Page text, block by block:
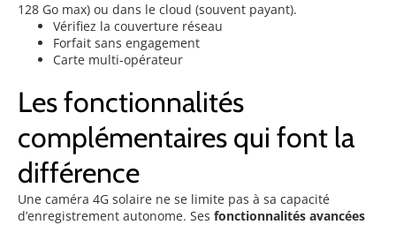
128 Go max) ou dans le cloud (souvent payant).
Vérifiez la couverture réseau
Forfait sans engagement
Carte multi-opérateur
Les fonctionnalités
complémentaires qui font la
différence
Une caméra 4G solaire ne se limite pas à sa capacité
d’enregistrement autonome. Ses fonctionnalités avancées